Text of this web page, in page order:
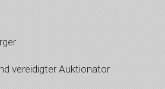
vereidigter Auktionator